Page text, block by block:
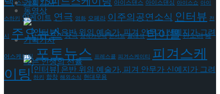
기획기사
동영상
기획기사
스노보드 아이스댄스 아이스댄싱 아이스쇼 아이
스하키 앙케이트 연극 영화 오페라 이주의공연소식 인터뷰 전
시 주요뉴스 창극 창작가무극 콘서트 클래식 타이틀판소리 페
어스케이팅 포토뉴스 프레스콜 피겨스케이티 피겨스케
이팅 하키 합창 해외소식 현대무용